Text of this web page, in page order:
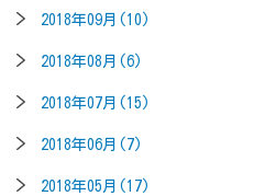
2018年09月(10)
2018年08月(6)
2018年07月(15)
2018年06月(7)
2018年05月(17)